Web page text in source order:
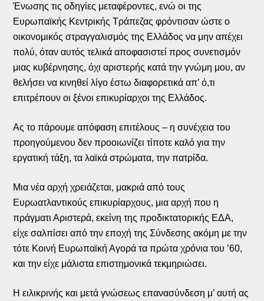
Ένωσης τις οδηγίες μεταφέροντες, ενώ οι της
Ευρωπαϊκής Κεντρικής Τράπεζας φρόντισαν ώστε ο
οικονομικός στραγγαλισμός της Ελλάδος να μην απέχει
πολύ, όταν αυτός τελικά αποφασιστεί προς συνετισμόν
μιας κυβέρνησης, όχι αριστερής κατά την γνώμη μου, αν
θελήσει να κινηθεί λίγο έστω διαφορετικά απ’ ό,τι
επιτρέπουν οι ξένοι επικυρίαρχοι της Ελλάδος.
Ας το πάρουμε απόφαση επιτέλους – η συνέχεια του
προηγούμενου δεν προοιωνίζει τίποτε καλό για την
εργατική τάξη, τα λαϊκά στρώματα, την πατρίδα.
Μια νέα αρχή χρειάζεται, μακριά από τους
Ευρωατλαντικούς επικυρίαρχους, μια αρχή που η
πράγματι Αριστερά, εκείνη της προδικτατορικής ΕΔΑ,
είχε σαλπίσει από την εποχή της Σύνδεσης ακόμη με την
τότε Κοινή Ευρωπαϊκή Αγορά τα πρώτα χρόνια του ’60,
και την είχε μάλιστα επιστημονικά τεκμηριώσει.
Η ειλικρινής και μετά γνώσεως επανασύνδεση μ’ αυτή ας